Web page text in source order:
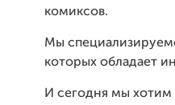
комиксов.
Мы
которых обладает
И сегодня мы хотим